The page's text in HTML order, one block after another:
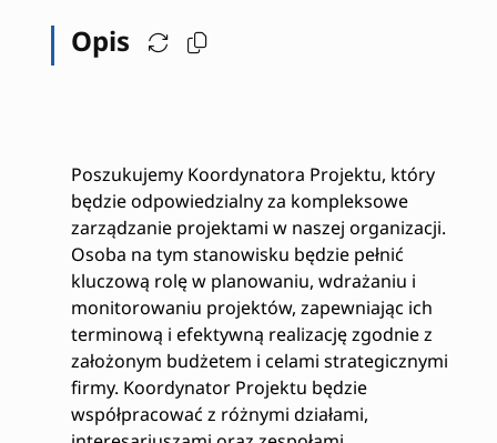
Opis
Poszukujemy Koordynatora Projektu, który
będzie odpowiedzialny za kompleksowe
zarządzanie projektami w naszej organizacji.
Osoba na tym stanowisku będzie pełnić
kluczową rolę w planowaniu, wdrażaniu i
monitorowaniu projektów, zapewniając ich
terminową i efektywną realizację zgodnie z
założonym budżetem i celami strategicznymi
firmy. Koordynator Projektu będzie
współpracować z różnymi działami,